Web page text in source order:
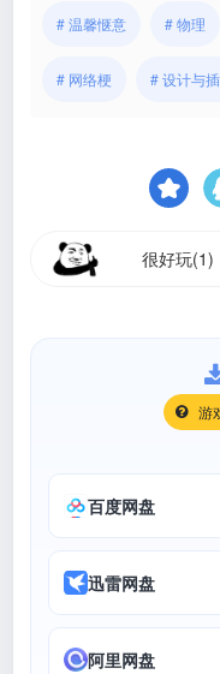
# 温馨惬意 # 物理
# 网络梗 # 设计与
很好玩(1)
游
百度网盘
迅雷网盘
阿里网盘